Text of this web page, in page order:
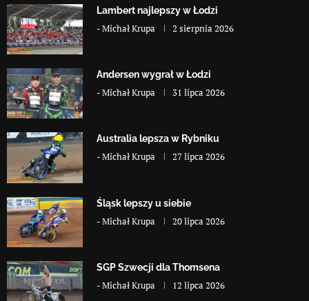
Lambert najlepszy w Łodzi
-Michał Krupa 2 sierpnia 2026
Andersen wygrał w Łodzi
-Michał Krupa 31 lipca 2026
Australia lepsza w Rybniku
-Michał Krupa 27 lipca 2026
Śląsk lepszy u siebie
-Michał Krupa 20 lipca 2026
SGP Szwecji dla Thomsena
-Michał Krupa 12 lipca 2026